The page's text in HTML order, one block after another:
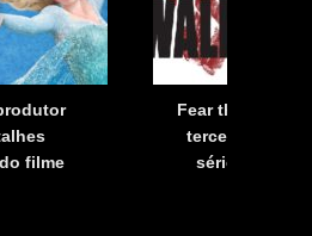
filme
Fear the
terceira
série já tem